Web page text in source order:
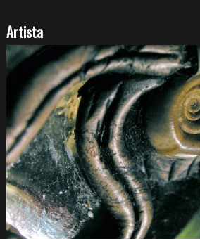
Artista